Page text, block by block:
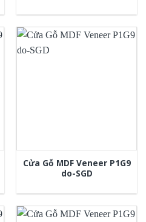
Cửa Gỗ MDF Veneer P1G9
do-SGD